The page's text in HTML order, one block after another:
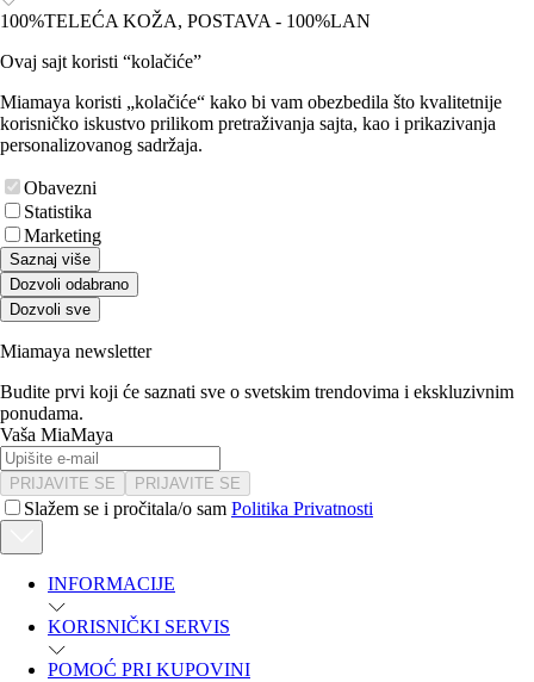
100%TELEĆA KOŽA, POSTAVA - 100%LAN
Ovaj sajt koristi “kolačiće”
Miamaya koristi „kolačiće“ kako bi vam obezbedila što kvalitetnije
korisničko iskustvo prilikom pretraživanja sajta, kao i prikazivanja
personalizovanog sadržaja.
Obavezni
Statistika
Marketing
Saznaj više
Dozvoli odabrano
Dozvoli sve
Miamaya newsletter
Budite prvi koji će saznati sve o svetskim trendovima i ekskluzivnim
ponudama.
Vaša MiaMaya
PRIJAVITE SE PRIJAVITE SE
Slažem se i pročitala/o sam Politika Privatnosti
INFORMACIJE
KORISNIČKI SERVIS
POMOĆ PRI KUPOVINI